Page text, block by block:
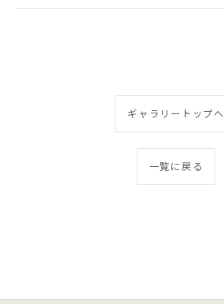
ギャラリートップへ
一覧に戻る